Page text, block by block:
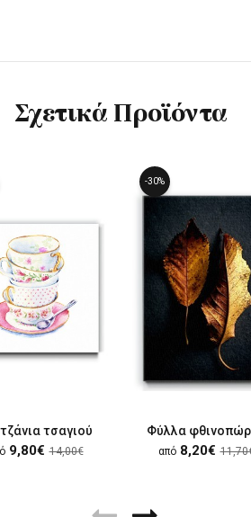
Σχετικά Προϊόντα
τσαγιού
9,80€ 14,00€
-30%
Φύλλα
από 8,20€